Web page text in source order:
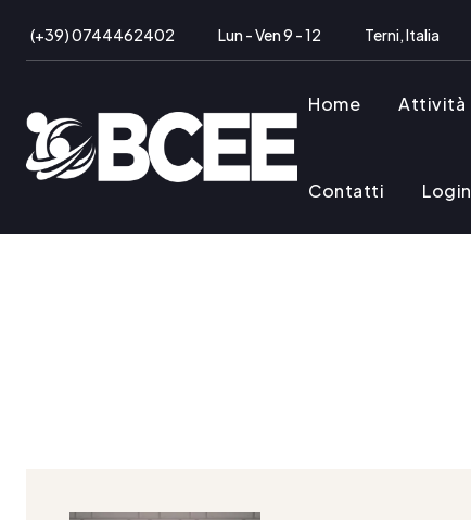
(+39) 0744462402 Lun - Ven 9 - 12 Terni, Italia
Home Attività
Contatti Login